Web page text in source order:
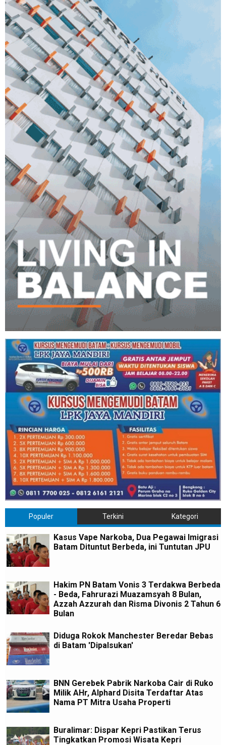
Populer Terkini Kategori
Kasus Vape Narkoba, Dua Pegawai Imigrasi
Batam Dituntut Berbeda, ini Tuntutan JPU
Hakim PN Batam Vonis 3 Terdakwa Berbeda
- Beda, Fahrurazi Muazamsyah 8 Bulan,
Azzah Azzurah dan Risma Divonis 2 Tahun 6
Bulan
Diduga Rokok Manchester Beredar Bebas
di Batam 'Dipalsukan'
BNN Gerebek Pabrik Narkoba Cair di Ruko
Milik AHr, Alphard Disita Terdaftar Atas
Nama PT Mitra Usaha Properti
Buralimar: Dispar Kepri Pastikan Terus
Tingkatkan Promosi Wisata Kepri